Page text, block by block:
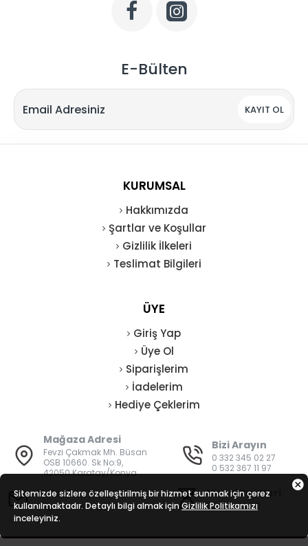
E-Bülten
KAYIT OL
KURUMSAL
Hakkımızda
Şartlar ve Koşullar
Gizlilik İlkeleri
Teslimat Bilgileri
ÜYE
Giriş Yap
Üye Ol
Siparişlerim
İadelerim
Hediye Çeklerim
Mağaza Adresi
Fevzi Çakmak Mh. Büsan
OSB 10660. Sk No:9,
42050 Karatay/Konya
Bizi Arayın
0 332 345 02 27
0 532 367 11 97
E-Posta
bilgi@vatanisguvenligi.com
Mesai Saatleri
08:00 - 19:00
Sitemizde sizlere özelleştirilmiş bir hizmet sunmak için çerez
kullanılmaktadır. Detaylı bilgi almak için Gizlilik Politikamızı
inceleyiniz.